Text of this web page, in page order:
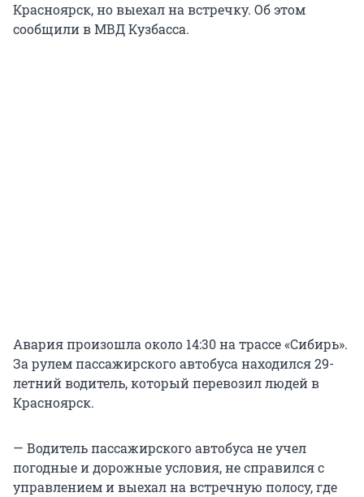
Красноярск, но выехал на встречку. Об этом
сообщили в МВД Кузбасса.
Авария произошла около 14:30 на трассе «Сибирь».
За рулем пассажирского автобуса находился 29-
летний водитель, который перевозил людей в
Красноярск.
— Водитель пассажирского автобуса не учел
погодные и дорожные условия, не справился с
управлением и выехал на встречную полосу, где